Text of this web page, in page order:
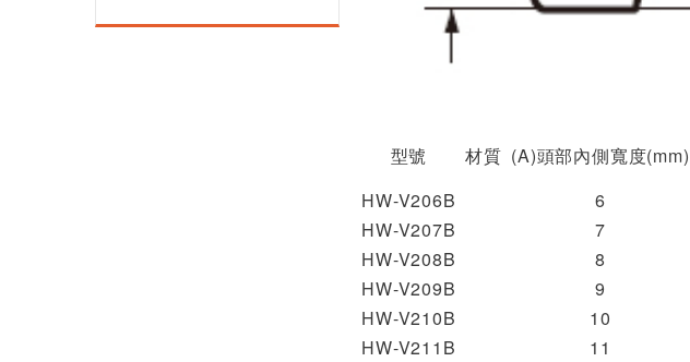
型號 材質 (A)頭部內側寬度(mm)
HW-V206B
6
HW-V207B
7
HW-V208B
8
HW-V209B
9
HW-V210B
10
HW-V211B
11